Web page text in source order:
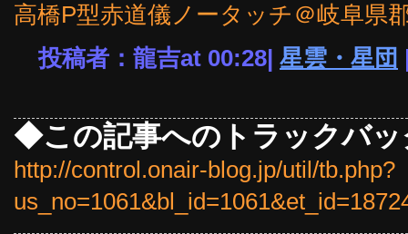
高橋P型赤道儀ノータッチ＠岐阜県
投稿者：龍吉at 00:28| 星雲・星団
◆この記事へのトラックバッ
http://control.onair-blog.jp/util/tb.php?